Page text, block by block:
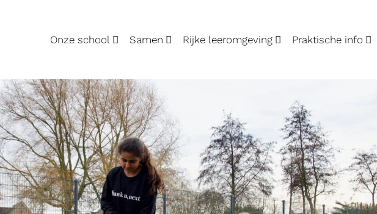
Onze school Samen Rijke leeromgeving Praktische info